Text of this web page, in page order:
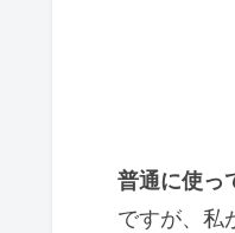
普通に使っ
ですが、私